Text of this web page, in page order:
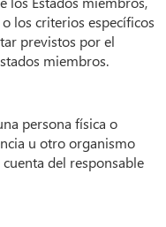
los criterios específicos
previstos por el
miembros.
persona física o
u otro organismo
del responsable